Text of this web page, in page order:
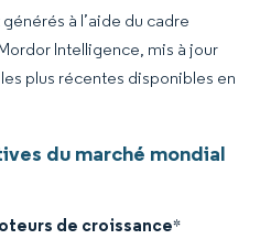
à l’aide du cadre
Intelligence, mis à jour
plus récentes disponibles en
du marché mondial
de croissance*